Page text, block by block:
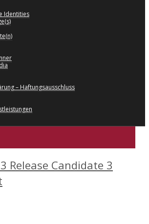
Identities
– Haftungsausschluss
Release Candidate 3